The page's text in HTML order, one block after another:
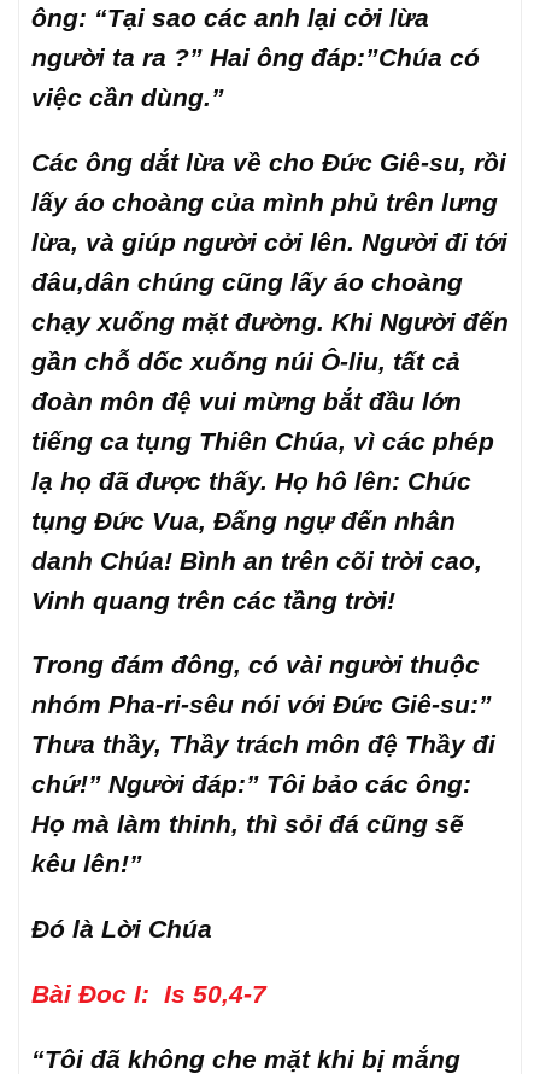
ông: “Tại sao các anh lại cởi lừa
người ta ra ?” Hai ông đáp:”Chúa có
việc cần dùng.”
Các ông dắt lừa về cho Đức Giê-su, rồi
lấy áo choàng của mình phủ trên lưng
lừa, và giúp người cởi lên. Người đi tới
đâu,dân chúng cũng lấy áo choàng
chạy xuống mặt đường. Khi Người đến
gần chỗ dốc xuống núi Ô-liu, tất cả
đoàn môn đệ vui mừng bắt đầu lớn
tiếng ca tụng Thiên Chúa, vì các phép
lạ họ đã được thấy. Họ hô lên: Chúc
tụng Đức Vua, Đấng ngự đến nhân
danh Chúa! Bình an trên cõi trời cao,
Vinh quang trên các tầng trời!
Trong đám đông, có vài người thuộc
nhóm Pha-ri-sêu nói với Đức Giê-su:”
Thưa thầy, Thầy trách môn đệ Thầy đi
chứ!” Người đáp:” Tôi bảo các ông:
Họ mà làm thinh, thì sỏi đá cũng sẽ
kêu lên!”
Đó là Lời Chúa
Bài Đoc I: Is 50,4-7
“Tôi đã không che mặt khi bị mắng